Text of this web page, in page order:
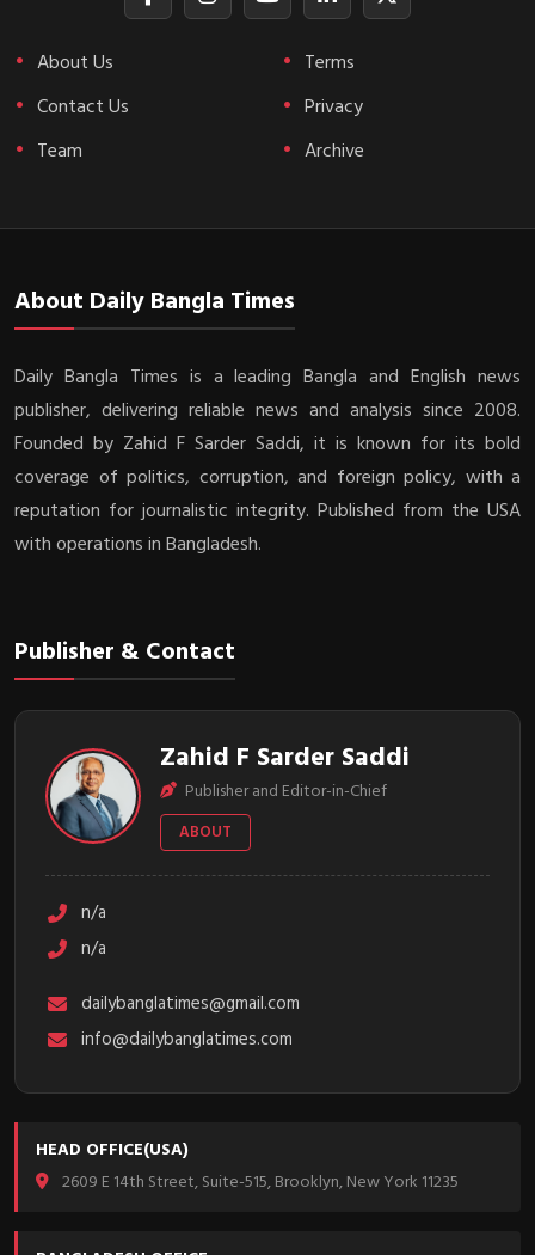
About Us
Contact Us
Team
Terms
Privacy
Archive
About Daily Bangla Times
Daily Bangla Times is a leading Bangla and English news
publisher, delivering reliable news and analysis since 2008.
Founded by Zahid F Sarder Saddi, it is known for its bold
coverage of politics, corruption, and foreign policy, with a
reputation for journalistic integrity. Published from the USA
with operations in Bangladesh.
Publisher & Contact
Zahid F Sarder Saddi
Publisher and Editor-in-Chief
ABOUT
n/a
n/a
dailybanglatimes@gmail.com
info@dailybanglatimes.com
HEAD OFFICE(USA)
2609 E 14th Street, Suite-515, Brooklyn, New York 11235